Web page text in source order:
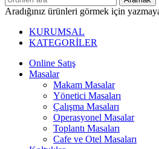
Aradığınız ürünleri görmek için
KURUMSAL
KATEGORİLER
Online Satış
Masalar
Makam Masalar
Yönetici Masaları
Çalışma Masaları
Operasyonel Masalar
Toplantı Masaları
Cafe ve Otel Masaları